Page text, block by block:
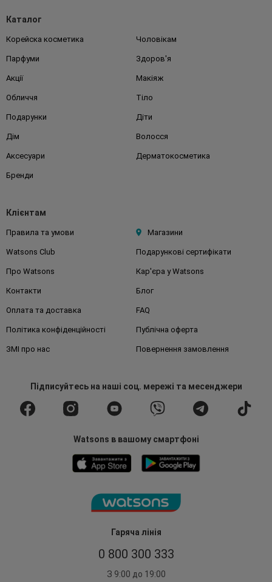
Гаряча лінія
0 800 300 333
З 9:00 до 19:00
Каталог
Корейска косметика Чоловікам
Парфуми Здоров'я
Акції Макіяж
Обличчя Тіло
Подарунки Діти
Дім Волосся
Аксесуари Дерматокосметика
Бренди
Клієнтам
Правила та умови Магазини
Watsons Club Подарункові сертифікати
Про Watsons Кар'єра у Watsons
Контакти Блог
Оплата та доставка FAQ
Політика конфіденційності Публічна оферта
ЗМІ про нас Повернення замовлення
Підписуйтесьна наші соц. мережі та месенджери
Watsons в вашому смартфоні